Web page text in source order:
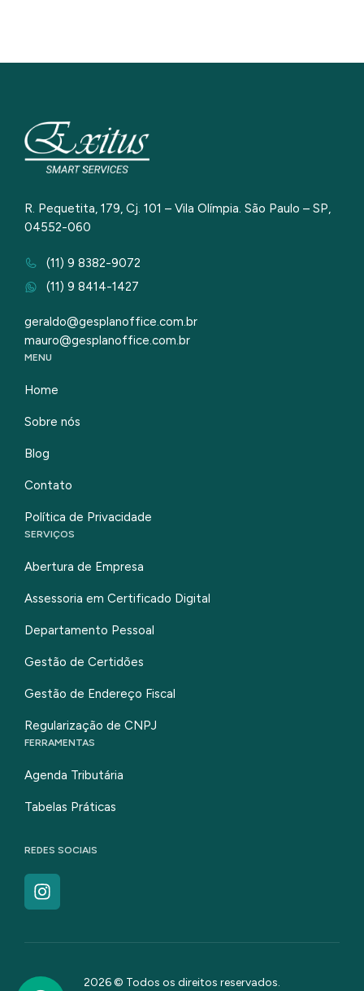
R. Pequetita, 179, Cj. 101 – Vila Olímpia. São Paulo – SP,
04552-060
(11) 9 8382-9072
(11) 9 8414-1427
geraldo@gesplanoffice.com.br
mauro@gesplanoffice.com.br
MENU
Home
Sobre nós
Blog
Contato
Política de Privacidade
SERVIÇOS
Abertura de Empresa
Assessoria em Certificado Digital
Departamento Pessoal
Gestão de Certidões
Gestão de Endereço Fiscal
Regularização de CNPJ
FERRAMENTAS
Agenda Tributária
Tabelas Práticas
REDES SOCIAIS
2026 © Todos os direitos reservados.